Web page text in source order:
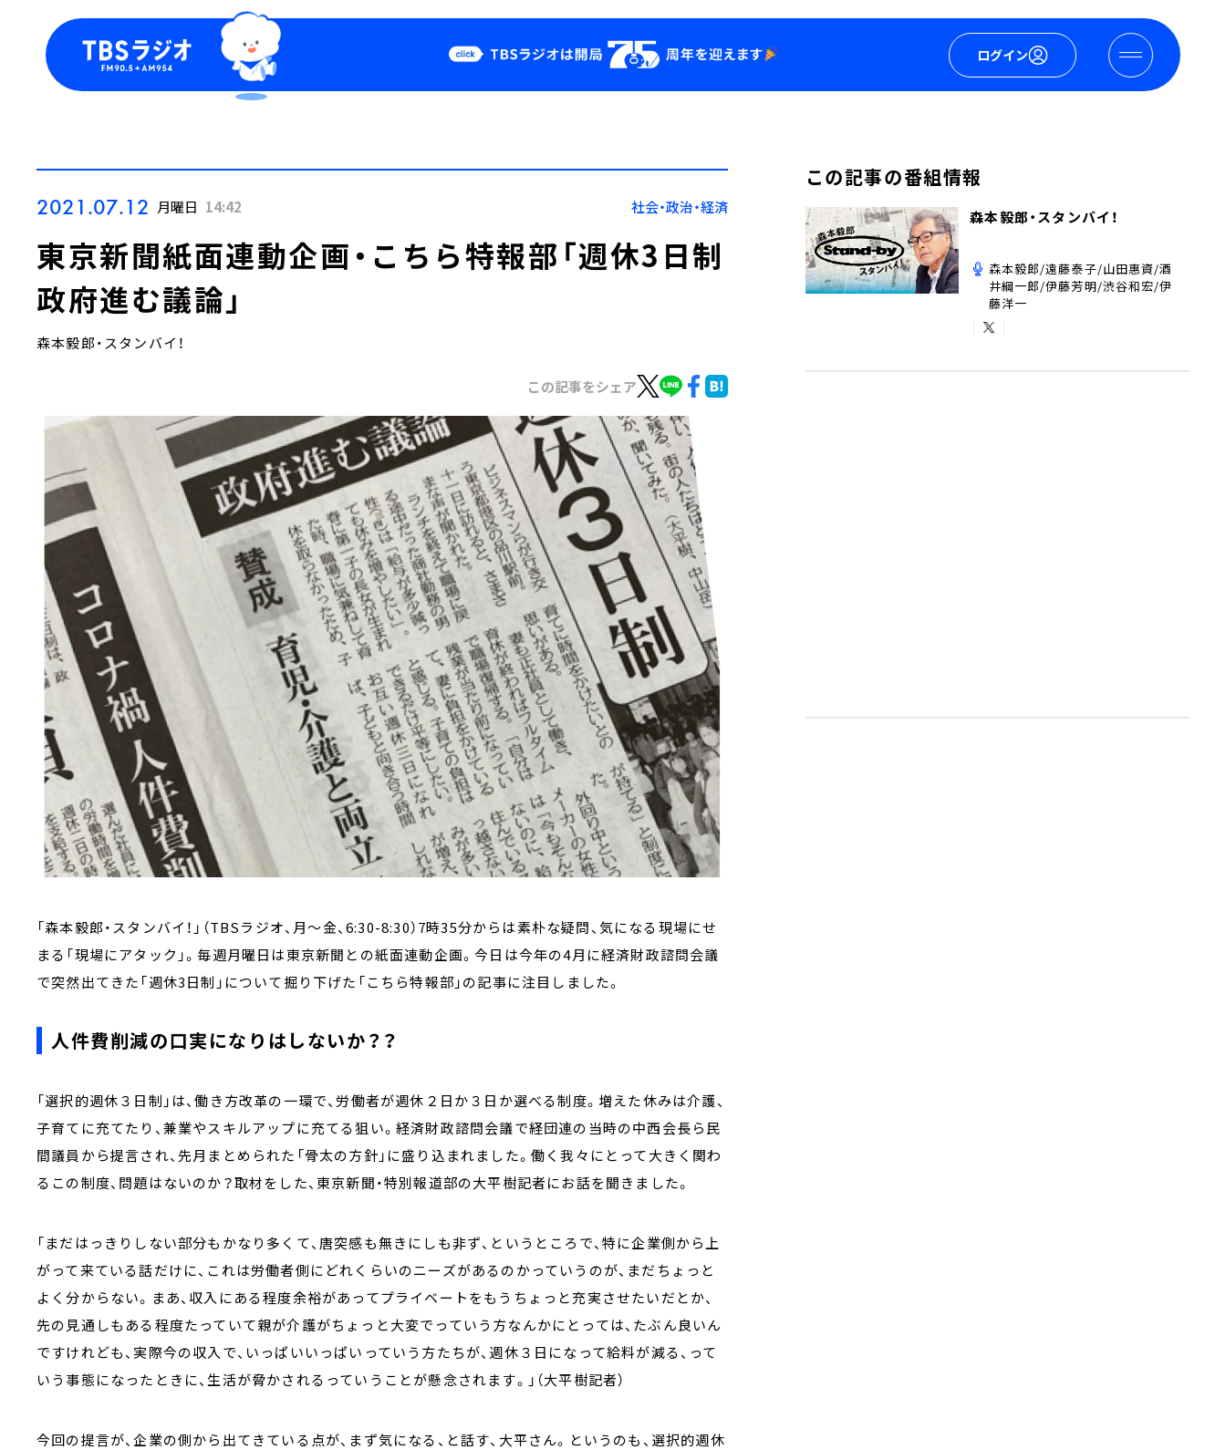
ログイン
Podcast
YouTube
会社情報
2021.07.12 月曜日 14:42 社会・政治・経済
東京新聞紙面連動企画・こちら特報部「週休3日制
政府進む議論」
森本毅郎・スタンバイ！
この記事をシェア
「森本毅郎・スタンバイ！」（TBSラジオ、月～金、6:30-8:30）7時35分からは素朴な疑問、気になる現場にせ
まる「現場にアタック」。毎週月曜日は東京新聞との紙面連動企画。今日は今年の4月に経済財政諮問会議
で突然出てきた「週休3日制」について掘り下げた「こちら特報部」の記事に注目しました。
人件費削減の口実になりはしないか？？
「選択的週休３日制」は、働き方改革の一環で、労働者が週休２日か３日か選べる制度。増えた休みは介護、
子育てに充てたり、兼業やスキルアップに充てる狙い。経済財政諮問会議で経団連の当時の中西会長ら民
間議員から提言され、先月まとめられた「骨太の方針」に盛り込まれました。働く我々にとって大きく関わ
るこの制度、問題はないのか？取材をした、東京新聞・特別報道部の大平樹記者にお話を聞きました。
「まだはっきりしない部分もかなり多くて、唐突感も無きにしも非ず、というところで、特に企業側から上
がって来ている話だけに、これは労働者側にどれくらいのニーズがあるのかっていうのが、まだちょっと
よく分からない。まあ、収入にある程度余裕があってプライベートをもうちょっと充実させたいだとか、
先の見通しもある程度たっていて親が介護がちょっと大変でっていう方なんかにとっては、たぶん良いん
ですけれども、実際今の収入で、いっぱいいっぱいっていう方たちが、週休３日になって給料が減る、って
いう事態になったときに、生活が脅かされるっていうことが懸念されます。」（大平樹記者）
今回の提言が、企業の側から出てきている点が、まず気になる、と話す、大平さん。というのも、選択的週休
この記事の番組情報
森本毅郎・スタンバイ！
森本毅郎/遠藤泰子/山田惠資/酒
井綱一郎/伊藤芳明/渋谷和宏/伊
藤洋一